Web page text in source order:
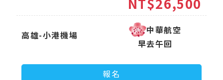
高雄-小港機場
中華航空
早去午回
報名